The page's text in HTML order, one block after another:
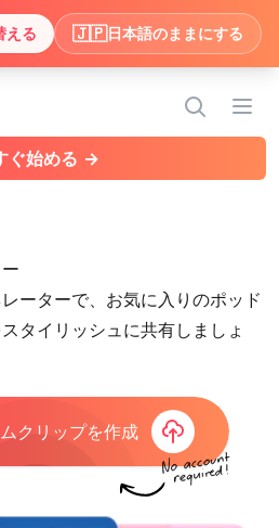
メ
ぐ始める →
ーターで、お気に入りのポッド
タイリッシュに共有しましょ
クリップを作成
える 🇯🇵日本語のままにする